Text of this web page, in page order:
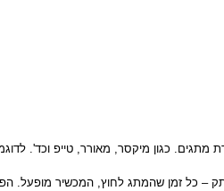
כגון מיקסר, מאורר, טייפ וכד'.